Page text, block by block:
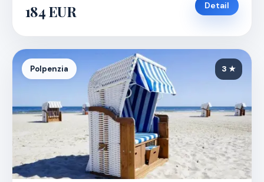
184 EUR Detail
Polpenzia 3 ★